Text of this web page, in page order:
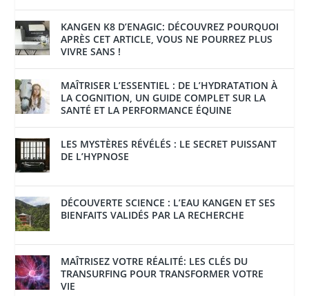
KANGEN K8 D’ENAGIC: DÉCOUVREZ POURQUOI
APRÈS CET ARTICLE, VOUS NE POURREZ PLUS
VIVRE SANS !
MAÎTRISER L’ESSENTIEL : DE L’HYDRATATION À
LA COGNITION, UN GUIDE COMPLET SUR LA
SANTÉ ET LA PERFORMANCE ÉQUINE
LES MYSTÈRES RÉVÉLÉS : LE SECRET PUISSANT
DE L’HYPNOSE
DÉCOUVERTE SCIENCE : L’EAU KANGEN ET SES
BIENFAITS VALIDÉS PAR LA RECHERCHE
MAÎTRISEZ VOTRE RÉALITÉ: LES CLÉS DU
TRANSURFING POUR TRANSFORMER VOTRE
VIE